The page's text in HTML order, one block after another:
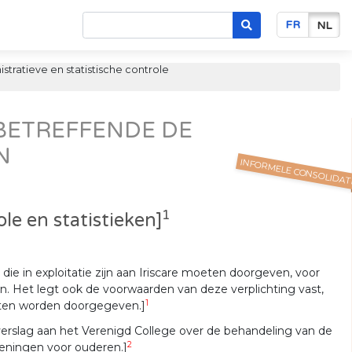
FR NL
en statistische controle
DE
INFORMELE
en statistieken]1
in exploitatie zijn aan Iriscare moeten doorgeven, voor
Het legt ook de voorwaarden van deze verplichting vast,
worden doorgegeven.]1
aan het Verenigd College over de behandeling van de
voor ouderen.]2